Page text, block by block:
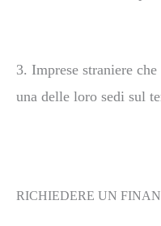
3. Imprese straniere
una delle loro sedi sul
RICHIEDERE UN